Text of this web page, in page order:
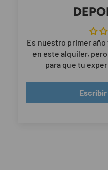
Es nuestro primer
en este alquiler,
para que tu